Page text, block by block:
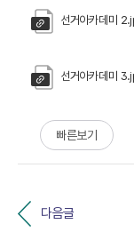
선거아카데미
선거아카데미
빠른보기
다음글